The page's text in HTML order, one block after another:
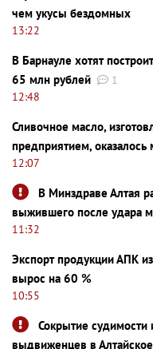
чем укусы бездомных
13:22
В Барнауле хотят
65 млн рублей
1
12:48
Сливочное масло,
предприятием, оказалось
12:07
В Минздраве Алтая
выжившего после удара
11:32
Экспорт продукции АПК
вырос на 60 %
10:55
Сокрытие судимости
выдвиженцев в